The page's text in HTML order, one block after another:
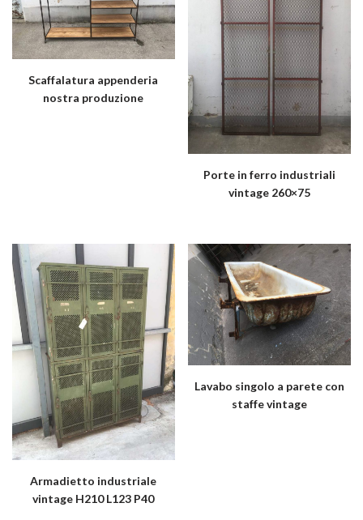
Scaffalatura appenderia
nostra produzione
Porte in ferro industriali
vintage 260×75
Armadietto industriale
vintage H210 L123 P40
Lavabo singolo a parete con
staffe vintage